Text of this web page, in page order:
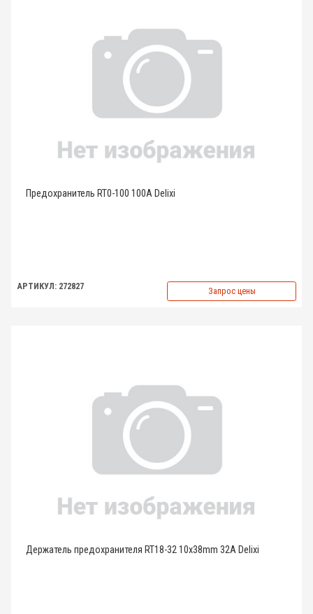
Предохранитель RT0-100 100A Delixi
АРТИКУЛ: 272827 Запрос цены
Держатель предохранителя RT18-32 10x38mm 32A Delixi